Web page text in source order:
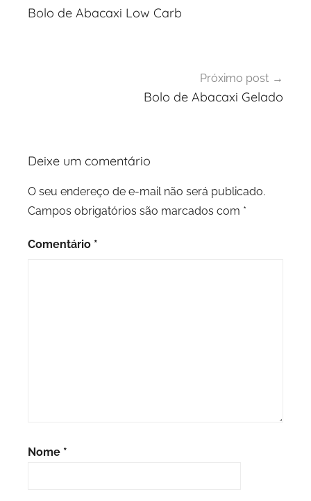
deBolo de Abacaxi Low Carb
Próximo post
Bolo de Abacaxi Gelado
Deixe um comentário
O seu endereço de e-mail não será publicado.
Campos obrigatórios são marcados com *
Comentário *
Nome *